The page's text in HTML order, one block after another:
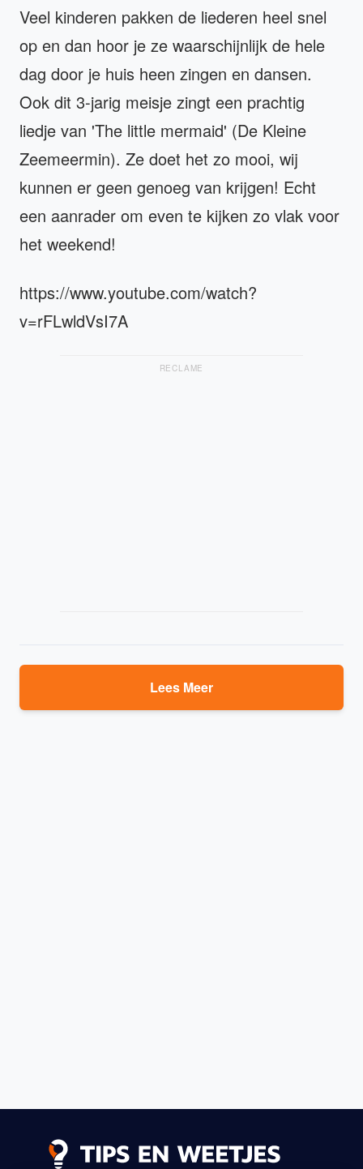
Veel kinderen pakken de liederen heel snel
op en dan hoor je ze waarschijnlijk de hele
dag door je huis heen zingen en dansen.
Ook dit 3-jarig meisje zingt een prachtig
liedje van 'The little mermaid' (De Kleine
Zeemeermin). Ze doet het zo mooi, wij
kunnen er geen genoeg van krijgen! Echt
een aanrader om even te kijken zo vlak voor
het weekend!
https://www.youtube.com/watch?
v=rFLwldVsI7A
RECLAME
Lees Meer